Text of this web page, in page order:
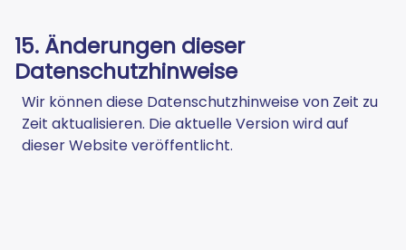
15. Änderungen dieser
Datenschutzhinweise
Wir können diese Datenschutzhinweise von Zeit zu
Zeit aktualisieren. Die aktuelle Version wird auf
dieser Website veröffentlicht.